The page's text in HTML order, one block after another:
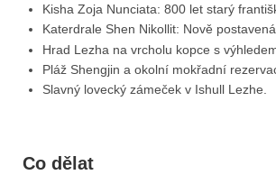
Kisha Zoja Nunciata: 800 let starý
Katerdrale Shen Nikollit: Nově
Hrad Lezha na vrcholu kopce s
Pláž Shengjin a okolní mokřadní
Slavný lovecký zámeček v Ishull Lezhe.
Co dělat